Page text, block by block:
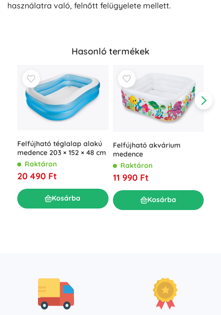
használatra való, felnőtt felügyelete mellett.
Hasonló termékek
Felfújható téglalap alakú
medence 203 × 152 × 48 cm
Raktáron
20 490 Ft
Kosárba
Felfújható akvárium
medence
Raktáron
11 990 Ft
Kosárba